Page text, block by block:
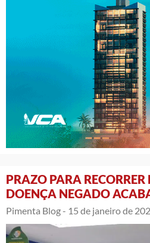
PRAZO PARA
DOENÇA NEGADO
Pimenta Blog - 15 de janeiro de